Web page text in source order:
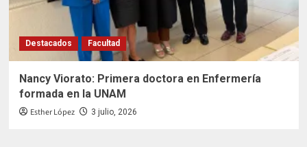
Destacados Facultad
Nancy Viorato: Primera doctora en Enfermería
formada en la UNAM
Esther López 3 julio, 2026